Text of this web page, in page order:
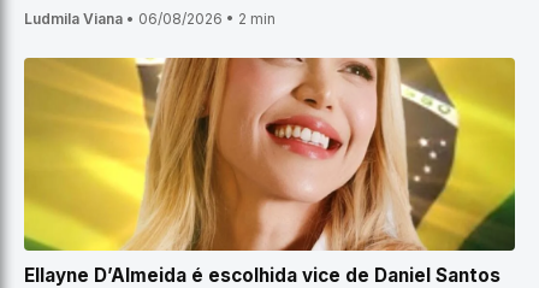
Ludmila Viana • 06/08/2026 • 2 min
Ellayne D’Almeida é escolhida vice de Daniel Santos